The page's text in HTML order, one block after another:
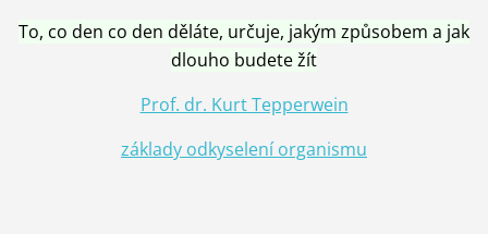
To, co den co den děláte, určuje, jakým způsobem a jak
dlouho budete žít
Prof. dr. Kurt Tepperwein
základy odkyselení organismu